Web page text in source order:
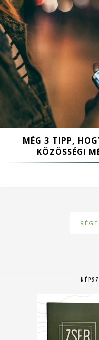
MÉG 3 TIPP,
KÖZÖSSÉGI